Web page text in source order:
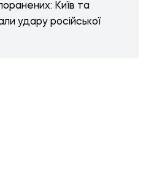
Київ та
удару російської